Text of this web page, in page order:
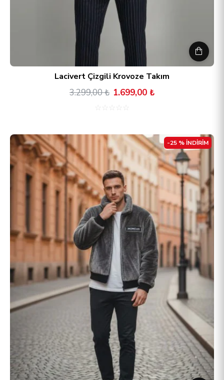
Lacivert Çizgili Krovoze Takım
1.699,00 ₺
3.299,00 ₺
-25 % İNDİRİM